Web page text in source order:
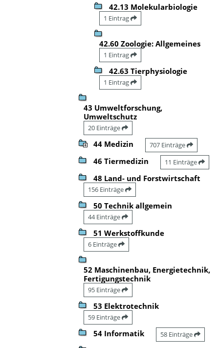
42.13 Molekularbiologie
1 Eintrag
42.60 Zoologie: Allgemeines
1 Eintrag
42.63 Tierphysiologie
1 Eintrag
43 Umweltforschung,
Umweltschutz
20 Einträge
44 Medizin 707 Einträge
46 Tiermedizin 11 Einträge
48 Land- und Forstwirtschaft
156 Einträge
50 Technik allgemein
44 Einträge
51 Werkstoffkunde
6 Einträge
52 Maschinenbau, Energietechnik,
Fertigungstechnik
95 Einträge
53 Elektrotechnik
59 Einträge
54 Informatik 58 Einträge